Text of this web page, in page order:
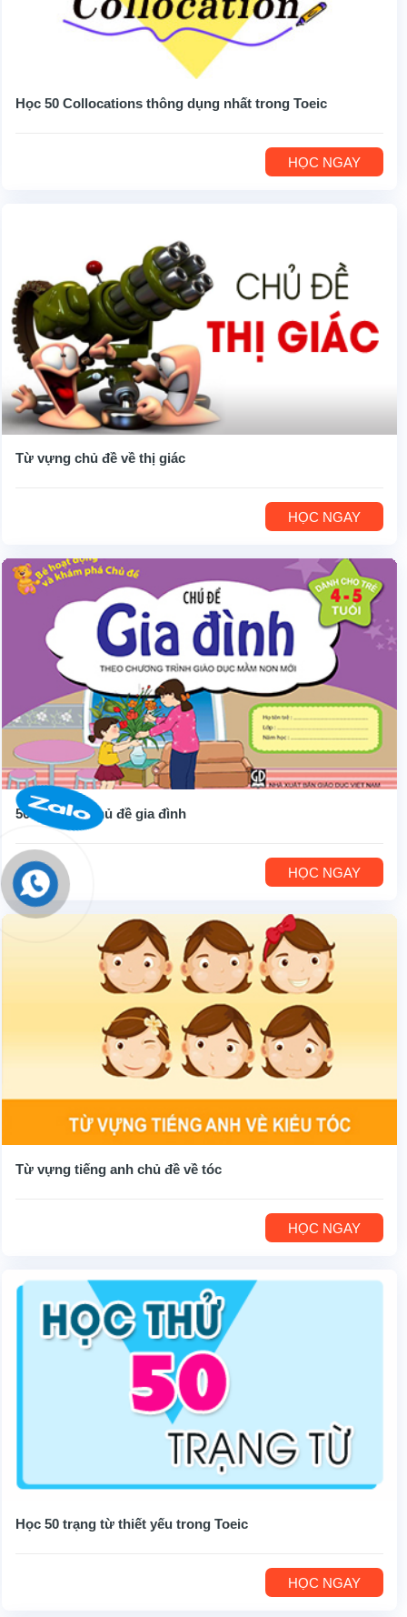
Học 50 Collocations thông dụng nhất trong Toeic
HỌC NGAY
Từ vựng chủ đề về thị giác
HỌC NGAY
50 từ vựng chủ đề gia đình
HỌC NGAY
Từ vựng tiếng anh chủ đề về tóc
HỌC NGAY
Học 50 trạng từ thiết yếu trong Toeic
HỌC NGAY